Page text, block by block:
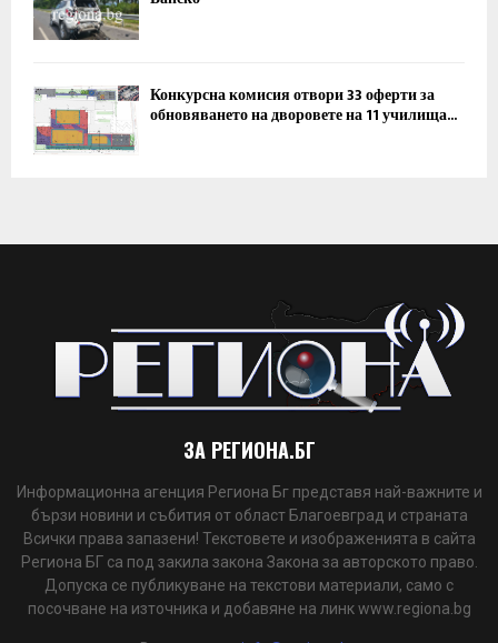
Конкурсна комисия отвори 33 оферти за
обновяването на дворовете на 11 училища...
ЗА РЕГИОНА.БГ
Информационна агенция Региона Бг представя най-важните и
бързи новини и събития от област Благоевград и страната
Всички права запазени! Текстовете и изображенията в сайта
Региона БГ са под закила закона Закона за авторското право.
Допуска се публикуване на текстови материали, само с
посочване на източника и добавяне на линк www.regiona.bg